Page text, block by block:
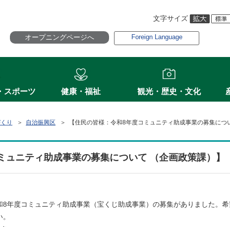
文字サイズ
オープニングページへ Foreign Language
スポーツ 健康・福祉 観光・歴史・文化
り ＞ 自治振興区 ＞ 【住民の皆様：令和8年度コミュニティ助成事業の募集につ
ュニティ助成事業の募集について （企画政策課）】
度コミュニティ助成事業（宝くじ助成事業）の募集がありました。